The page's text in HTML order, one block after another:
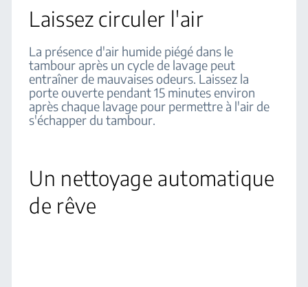
Laissez circuler l'air
La présence d'air humide piégé dans le
tambour après un cycle de lavage peut
entraîner de mauvaises odeurs. Laissez la
porte ouverte pendant 15 minutes environ
après chaque lavage pour permettre à l'air de
s'échapper du tambour.
Un nettoyage automatique
de rêve